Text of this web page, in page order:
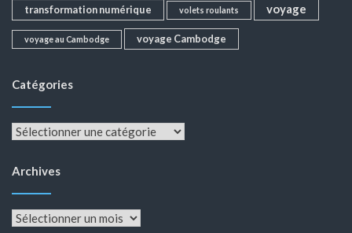
transformation numérique volets roulants voyage
voyage au Cambodge voyage Cambodge
Catégories
Catégories
Archives
Archives